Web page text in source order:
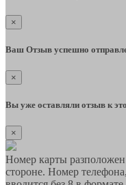
×
Ваш Отзыв успешно
×
Вы уже оставляли отзыв к
×
Номер карты
стороне. Номер